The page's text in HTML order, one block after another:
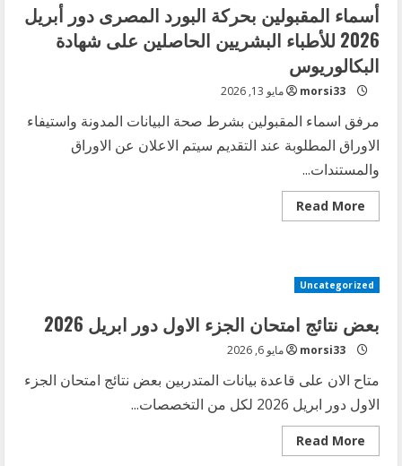
أسماء المقبولين بحركة البورد المصرى دور أبريل
2026 للأطباء البشريين الحاصلين على شهادة
البكالوريوس
morsi33 مايو 13, 2026
مرفق اسماء المقبولين بشرط صحة البيانات المدونة واستيفاء
الاوراق المطلوبة عند التقديم سيتم الاعلان عن الاوراق
والمستندات...
Read More
Read
more
البورد
المصرى
أبريل
2026
للأطباء
البشريين
على
البكالوريوس
Uncategorized
بعض نتائج امتحان الجزء الاول دور ابريل 2026
morsi33 مايو 6, 2026
متاح الان على قاعدة بيانات المتدربين بعض نتائج امتحان الجزء
الاول دور ابريل 2026 لكل من التخصصات...
Read More
Read
more